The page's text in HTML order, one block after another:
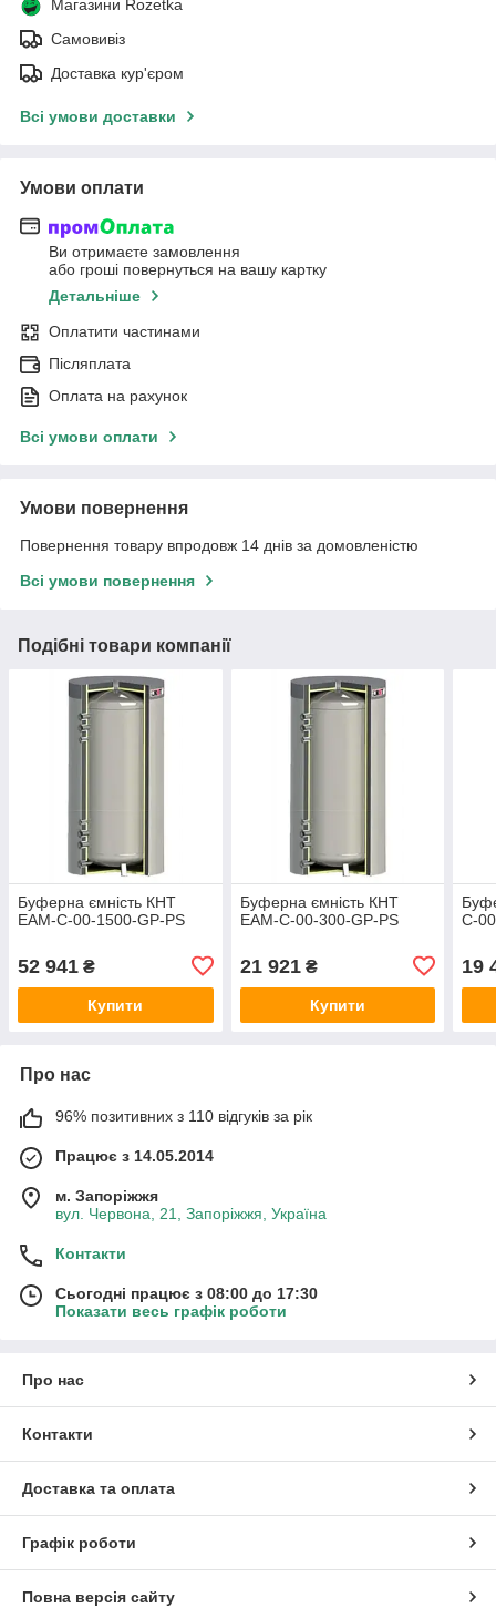
Магазини Rozetka
Самовивіз
Доставка кур'єром
Всі умови доставки
Умови оплати
Ви отримаєте замовлення
або гроші повернуться на вашу картку
Детальніше
Оплатити частинами
Післяплата
Оплата на рахунок
Всі умови оплати
Умови повернення
Повернення товару впродовж 14 днів за домовленістю
Всі умови повернення
Подібні товари компанії
Буферна ємність КНТ
ЕАМ-C-00-1500-GP-PS
52 941 ₴
Купити
Буферна ємність КНТ
ЕАМ-C-00-300-GP-PS
21 921₴
Купити
C-
19
Про нас
96% позитивних з 110 відгуків за рік
Працює з 14.05.2014
м. Запоріжжя
вул. Червона, 21, Запоріжжя, Україна
Контакти
Сьогодні працює з 08:00 до 17:30
Показати весь графік роботи
Про нас
Контакти
Доставка та оплата
Графік роботи
Повна версія сайту